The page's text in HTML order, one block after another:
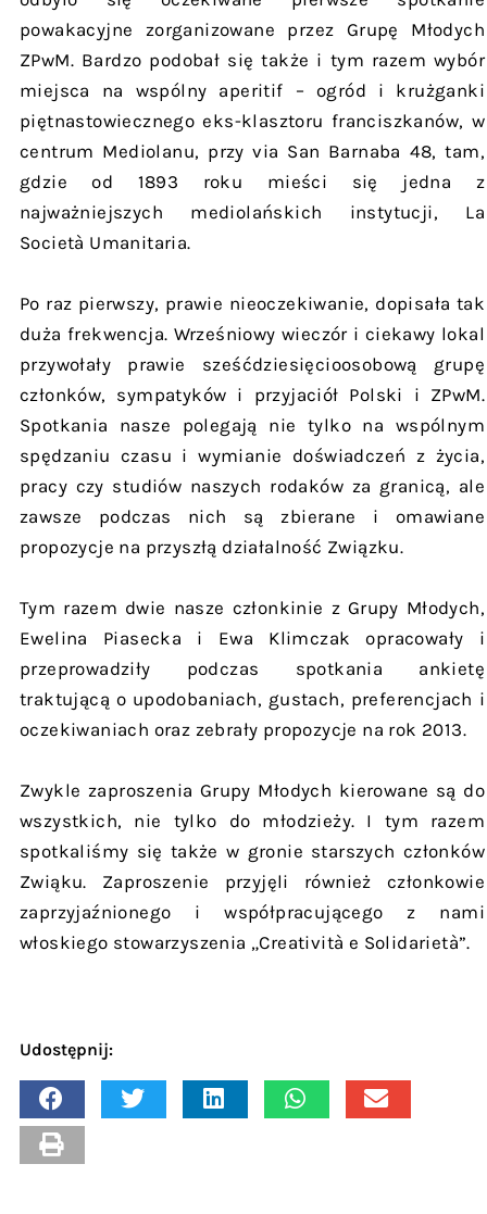
powakacyjne zorganizowane przez Grupę Młodych
ZPwM. Bardzo podobał się także i tym razem wybór
miejsca na wspólny aperitif – ogród i krużganki
piętnastowiecznego eks-klasztoru franciszkanów, w
centrum Mediolanu, przy via San Barnaba 48, tam,
gdzie od 1893 roku mieści się jedna z
najważniejszych mediolańskich instytucji, La
Società Umanitaria.
Po raz pierwszy, prawie nieoczekiwanie, dopisała tak
duża frekwencja. Wrześniowy wieczór i ciekawy lokal
przywołały prawie sześćdziesięcioosobową grupę
członków, sympatyków i przyjaciół Polski i ZPwM.
Spotkania nasze polegają nie tylko na wspólnym
spędzaniu czasu i wymianie doświadczeń z życia,
pracy czy studiów naszych rodaków za granicą, ale
zawsze podczas nich są zbierane i omawiane
propozycje na przyszłą działalność Związku.
Tym razem dwie nasze członkinie z Grupy Młodych,
Ewelina Piasecka i Ewa Klimczak opracowały i
przeprowadziły podczas spotkania ankietę
traktującą o upodobaniach, gustach, preferencjach i
oczekiwaniach oraz zebrały propozycje na rok 2013.
Zwykle zaproszenia Grupy Młodych kierowane są do
wszystkich, nie tylko do młodzieży. I tym razem
spotkaliśmy się także w gronie starszych członków
Zwiąku. Zaproszenie przyjęli również członkowie
zaprzyjaźnionego i współpracującego z nami
włoskiego stowarzyszenia „Creatività e Solidarietà”.
Udostępnij: